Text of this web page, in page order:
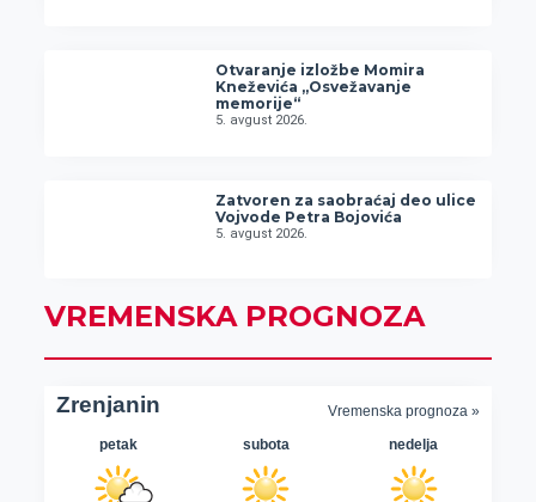
Otvaranje izložbe Momira
Kneževića „Osvežavanje
memorije“
5. avgust 2026.
Zatvoren za saobraćaj deo ulice
Vojvode Petra Bojovića
5. avgust 2026.
VREMENSKA PROGNOZA